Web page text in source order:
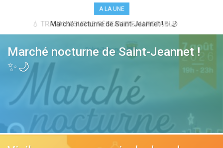
A LA UNE
Marché nocturne de Saint-Jeannet ! ✨🌙
Marché nocturne de Saint-Jeannet !
✨🌙